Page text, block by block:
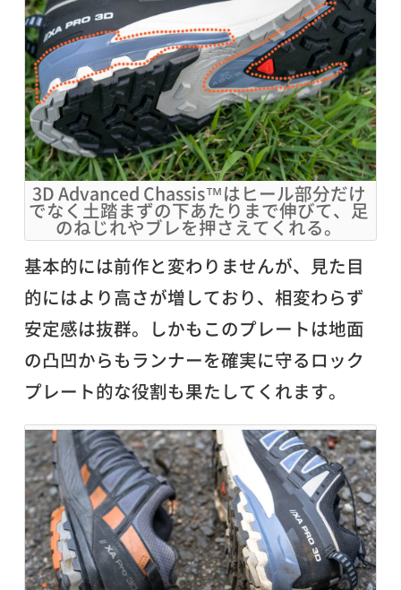
3D Advanced Chassis™はヒール部分だけ
でなく土踏まずの下あたりまで伸びて、足
のねじれやブレを押さえてくれる。
基本的には前作と変わりませんが、見た目
的にはより高さが増しており、相変わらず
安定感は抜群。しかもこのプレートは地面
の凸凹からもランナーを確実に守るロック
プレート的な役割も果たしてくれます。